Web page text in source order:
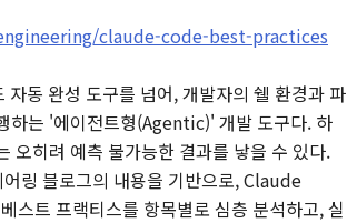
claude-code-best-practices
동 완성 도구를 넘어, 개발자의 쉘 환경과 파
하는 '에이전트형(Agentic)' 개발 도구다. 하
오히려 예측 불가능한 결과를 낳을 수 있다.
링 블로그의 내용을 기반으로, Claude
스트 프랙티스를 항목별로 심층 분석하고, 실